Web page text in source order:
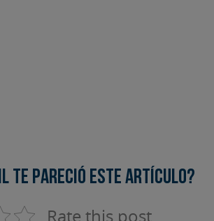
te pareció este artículo?
Rate this post